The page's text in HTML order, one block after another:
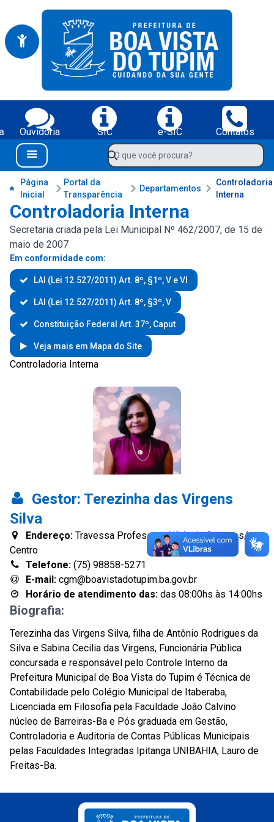
Portal da Prefeitura Municipal de Boa Vista do Tupim-BA
Serviços da Prefeitura Municipal de Boa Vista do Tupim-BA;
Ouvidoria SIC e-SIC
Contatos
Navegue pelo portal da Prefeitura de Boa Vista do Tupim-BA
Menu Bar
O que você procura?
Conteúdo da Prefeitura de Boa Vista do Tupim-BA
Página
Inicial
Portal da
Transparência
Departamentos
Controladoria
Interna
Controladoria Interna
Secretaria criada pela Lei Municipal Nº 462/2007, de 15 de
maio de 2007
Em conformidade com:
LAI (Lei 12.527/2011) Art. 8º, §1º, V e VI
LAI (Lei 12.527/2011) Art. 8º, §3º, V
Constituição Federal Art. 37º, Caput
Veja mais em Mapa do Site
Controladoria Interna
Gestor: Terezinha das Virgens
Silva
Endereço: Travessa Professora Nilda de Castro, s/n,
Centro
Telefone: (75) 98858-5271
E-mail: cgm@boavistadotupim.ba.gov.br
Horário de atendimento das: das 08:00hs às 14:00hs
Biografia:
Terezinha das Virgens Silva, filha de Antônio Rodrigues da
Silva e Sabina Cecilia das Virgens, Funcionária Pública
concursada e responsável pelo Controle Interno da
Prefeitura Municipal de Boa Vista do Tupim é Técnica de
Contabilidade pelo Colégio Municipal de Itaberaba,
Licenciada em Filosofia pela Faculdade João Calvino
núcleo de Barreiras-Ba e Pós graduada em Gestão,
Controladoria e Auditoria de Contas Públicas Municipais
pelas Faculdades Integradas Ipitanga UNIBAHIA, Lauro de
Freitas-Ba.